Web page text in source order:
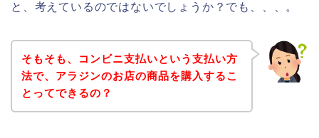
と、考えているのではないでしょうか？でも、、、。
そもそも、コンビニ支払いという支払い方
法で、アラジンのお店の商品を購入するこ
とってできるの？